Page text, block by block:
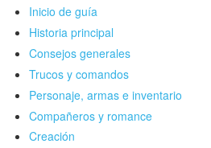
Inicio de guía
Historia principal
Consejos generales
Trucos y comandos
Personaje, armas e inventario
Compañeros y romance
Creación